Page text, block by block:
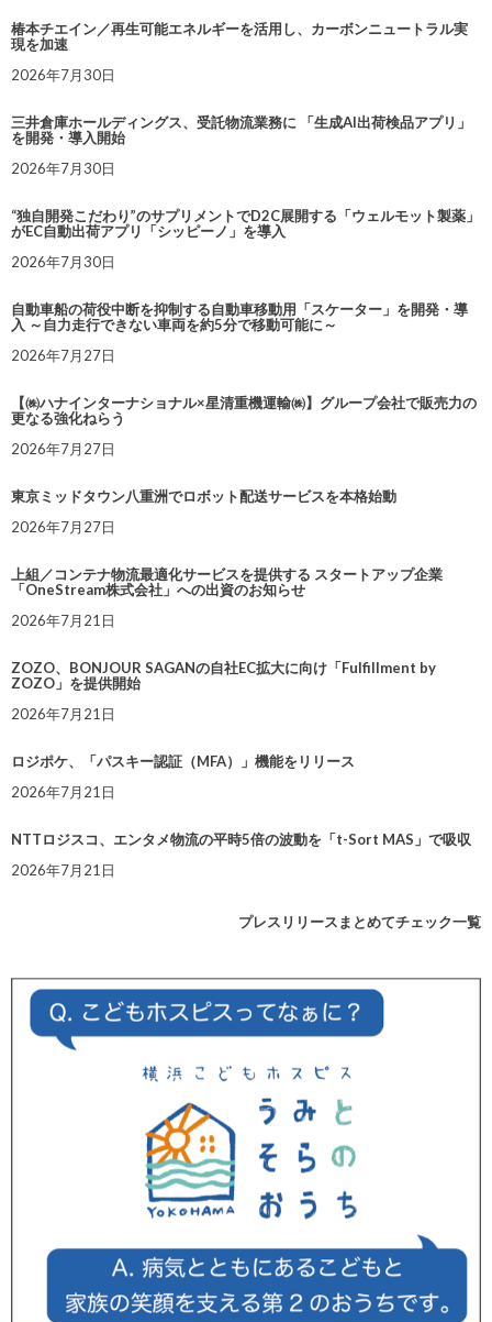
椿本チエイン／再生可能エネルギーを活用し、カーボンニュートラル実
現を加速
2026年7月30日
三井倉庫ホールディングス、受託物流業務に 「生成AI出荷検品アプリ」
を開発・導入開始
2026年7月30日
“独自開発こだわり”のサプリメントでD2C展開する「ウェルモット製薬」
がEC自動出荷アプリ「シッピーノ」を導入
2026年7月30日
自動車船の荷役中断を抑制する自動車移動用「スケーター」を開発・導
入 ～自力走行できない車両を約5分で移動可能に～
2026年7月27日
【㈱ハナインターナショナル×星清重機運輸㈱】グループ会社で販売力の
更なる強化ねらう
2026年7月27日
東京ミッドタウン八重洲でロボット配送サービスを本格始動
2026年7月27日
上組／コンテナ物流最適化サービスを提供する スタートアップ企業
「OneStream株式会社」への出資のお知らせ
2026年7月21日
ZOZO、BONJOUR SAGANの自社EC拡大に向け「Fulfillment by
ZOZO」を提供開始
2026年7月21日
ロジポケ、「パスキー認証（MFA）」機能をリリース
2026年7月21日
NTTロジスコ、エンタメ物流の平時5倍の波動を「t-Sort MAS」で吸収
2026年7月21日
プレスリリースまとめてチェック一覧